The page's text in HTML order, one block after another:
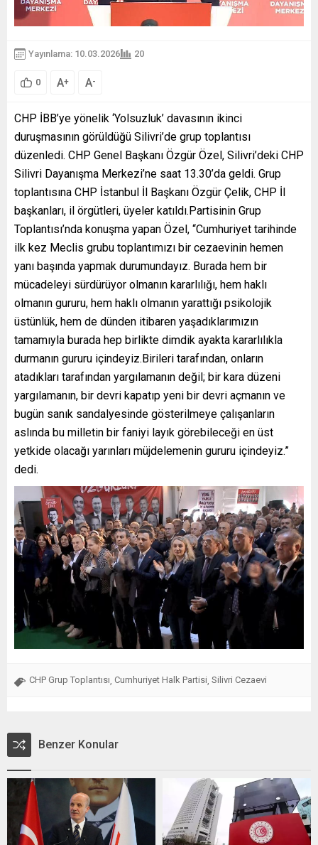
Yayınlama: 10.03.2026 20
0 A+ A-
CHP İBB’ye yönelik ‘Yolsuzluk’ davasının ikinci
duruşmasının görüldüğü Silivri’de grup toplantısı
düzenledi. CHP Genel Başkanı Özgür Özel, Silivri’deki CHP
Silivri Dayanışma Merkezi’ne saat 13.30’da geldi. Grup
toplantısına CHP İstanbul İl Başkanı Özgür Çelik, CHP İl
başkanları, il örgütleri, üyeler katıldı.Partisinin Grup
Toplantısı’nda konuşma yapan Özel, “Cumhuriyet tarihinde
ilk kez Meclis grubu toplantımızı bir cezaevinin hemen
yanı başında yapmak durumundayız. Burada hem bir
mücadeleyi sürdürüyor olmanın kararlılığı, hem haklı
olmanın gururu, hem haklı olmanın yarattığı psikolojik
üstünlük, hem de dünden itibaren yaşadıklarımızın
tamamıyla burada hep birlikte dimdik ayakta kararlılıkla
durmanın gururu içindeyiz.Birileri tarafından, onların
atadıkları tarafından yargılamanın değil; bir kara düzeni
yargılamanın, bir devri kapatıp yeni bir devri açmanın ve
bugün sanık sandalyesinde gösterilmeye çalışanların
aslında bu milletin bir faniyi layık görebileceği en üst
yetkide olacağı yarınları müjdelemenin gururu içindeyiz.”
dedi.
CHP Grup Toplantısı Cumhuriyet Halk Partisi Silivri Cezaevi
Benzer Konular